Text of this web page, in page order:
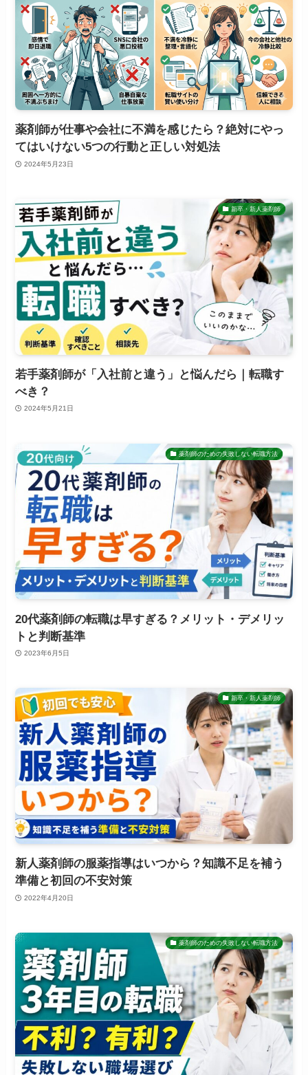
薬剤師が仕事や会社に不満を感じたら？絶対にやっ
てはいけない5つの行動と正しい対処法
2024年5月23日
新卒・新人薬剤師
若手薬剤師が「入社前と違う」と悩んだら｜転職す
べき？
2024年5月21日
薬剤師のための失敗しない転職方法
20代薬剤師の転職は早すぎる？メリット・デメリッ
トと判断基準
2023年6月5日
新卒・新人薬剤師
新人薬剤師の服薬指導はいつから？知識不足を補う
準備と初回の不安対策
2022年4月20日
薬剤師のための失敗しない転職方法